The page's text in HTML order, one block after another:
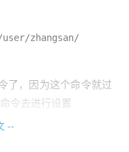
zhangsan/
了，因为这个命令就过
令去进行设置
--